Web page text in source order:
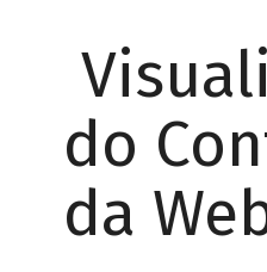
do
da